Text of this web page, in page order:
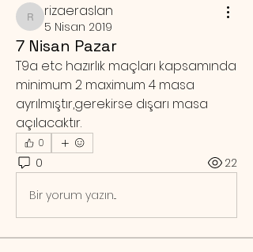
rizaeraslan
rizaeraslan
5 Nisan 2019
7 Nisan Pazar
T9a etc hazırlık maçları kapsamında
minimum 2 maximum 4 masa
ayrılmıştır,gerekirse dışarı masa
açılacaktır.
0
0 22
Bir yorum yazın...